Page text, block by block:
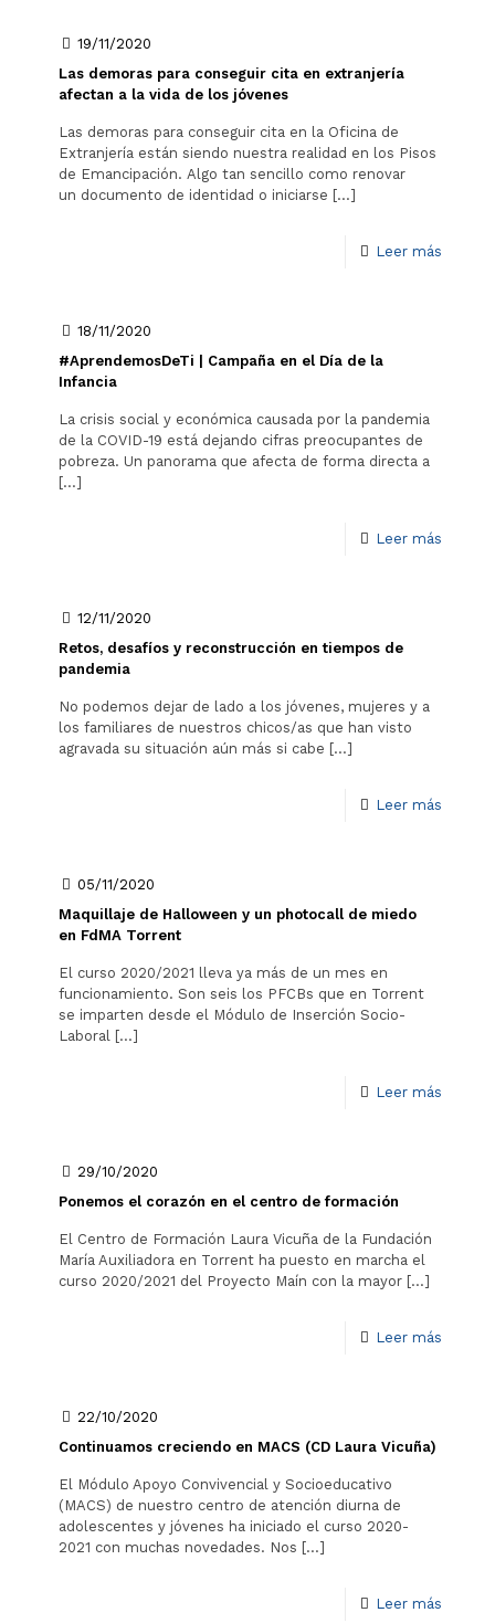
19/11/2020
Las demoras para conseguir cita en extranjería
afectan a la vida de los jóvenes
Las demoras para conseguir cita en la Oficina de
Extranjería están siendo nuestra realidad en los Pisos
de Emancipación. Algo tan sencillo como renovar
un documento de identidad o iniciarse […]
Leer más
18/11/2020
#AprendemosDeTi | Campaña en el Día de la
Infancia
La crisis social y económica causada por la pandemia
de la COVID-19 está dejando cifras preocupantes de
pobreza. Un panorama que afecta de forma directa a
[…]
Leer más
12/11/2020
Retos, desafíos y reconstrucción en tiempos de
pandemia
No podemos dejar de lado a los jóvenes, mujeres y a
los familiares de nuestros chicos/as que han visto
agravada su situación aún más si cabe […]
Leer más
05/11/2020
Maquillaje de Halloween y un photocall de miedo
en FdMA Torrent
El curso 2020/2021 lleva ya más de un mes en
funcionamiento. Son seis los PFCBs que en Torrent
se imparten desde el Módulo de Inserción Socio-
Laboral […]
Leer más
29/10/2020
Ponemos el corazón en el centro de formación
El Centro de Formación Laura Vicuña de la Fundación
María Auxiliadora en Torrent ha puesto en marcha el
curso 2020/2021 del Proyecto Maín con la mayor […]
Leer más
22/10/2020
Continuamos creciendo en MACS (CD Laura Vicuña)
El Módulo Apoyo Convivencial y Socioeducativo
(MACS) de nuestro centro de atención diurna de
adolescentes y jóvenes ha iniciado el curso 2020-
2021 con muchas novedades. Nos […]
Leer más